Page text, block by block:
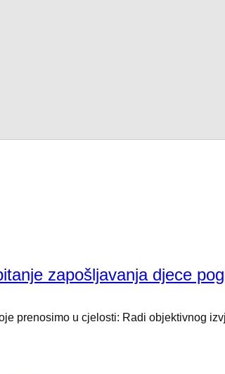
zapošljavanja djece
prenosimo u cjelosti: Radi objektivnog